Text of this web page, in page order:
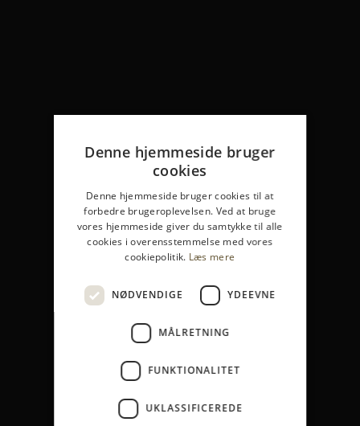
Denne hjemmeside bruger
cookies
Denne hjemmeside bruger cookies til at
forbedre brugeroplevelsen. Ved at bruge
vores hjemmeside giver du samtykke til alle
cookies i overensstemmelse med vores
cookiepolitik. Læs mere
NØDVENDIGE YDEEVNE
MÅLRETNING
FUNKTIONALITET
UKLASSIFICEREDE